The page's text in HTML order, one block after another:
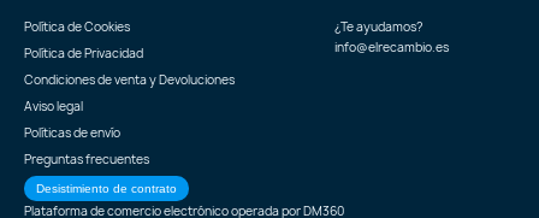
Política de Cookies
Política de Privacidad
Condiciones de venta y Devoluciones
Aviso legal
Políticas de envío
Preguntas frecuentes
Desistimiento de contrato
¿Te ayudamos?
info@elrecambio.es
Plataforma de comercio electrónico operada porDM360